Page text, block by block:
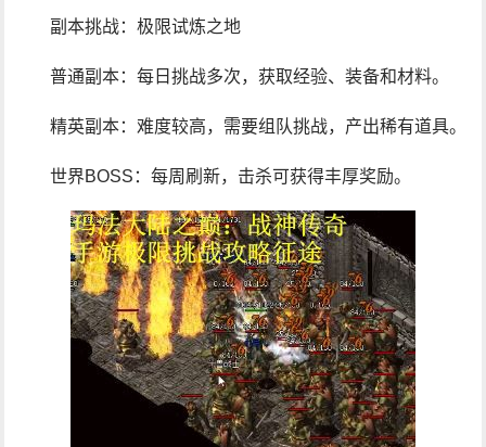
副本挑战：极限试炼之地
普通副本：每日挑战多次，获取经验、装备和材料。
精英副本：难度较高，需要组队挑战，产出稀有道具。
世界BOSS：每周刷新，击杀可获得丰厚奖励。